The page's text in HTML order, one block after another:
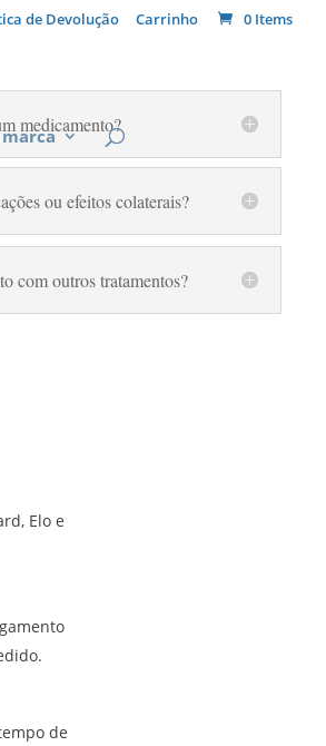
de Devolução Carrinho 0 Items
medicamento?
ou efeitos colaterais?
com outros tratamentos?
Elo e
de